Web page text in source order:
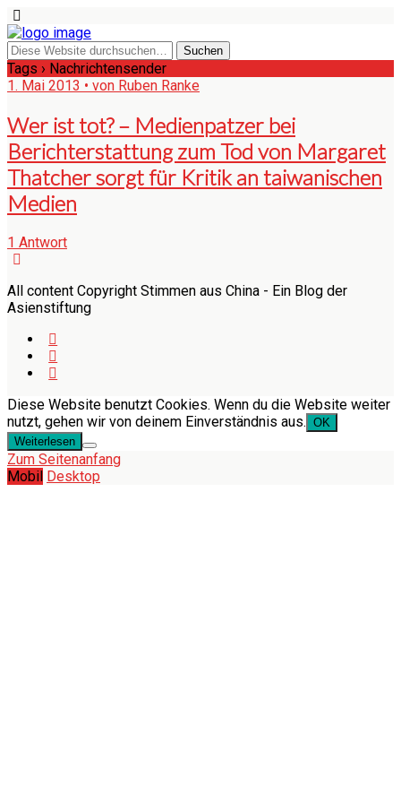
Tags › Nachrichtensender
1. Mai 2013 • von Ruben Ranke
Wer ist tot? – Medienpatzer bei
Berichterstattung zum Tod von Margaret
Thatcher sorgt für Kritik an taiwanischen
Medien
1 Antwort
All content Copyright Stimmen aus China - Ein Blog der
Asienstiftung
Diese Website benutzt Cookies. Wenn du die Website weiter
nutzt, gehen wir von deinem Einverständnis aus. OK
Weiterlesen
Zum Seitenanfang
Mobil Desktop